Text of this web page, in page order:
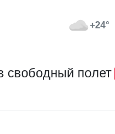
+24°
свободный полет